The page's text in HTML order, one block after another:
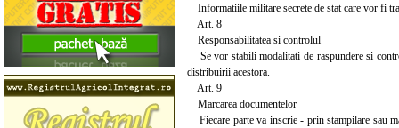
Informatiile militare secrete de stat care vor fi
Art. 8
Responsabilitatea si controlul
Se vor stabili modalitati de raspundere si
distribuirii acestora.
Art. 9
Marcarea documentelor
Fiecare parte va inscrie - prin stampilare sau